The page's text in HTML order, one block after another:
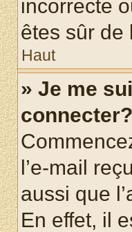
incorrecte
êtes sûr de
Haut
» Je me
l’e-mail
aussi que
En effet, il